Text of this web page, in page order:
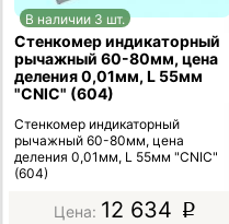
В наличии 3 шт.
Стенкомер индикаторный
рычажный 60-80мм, цена
деления 0,01мм, L 55мм
"CNIC" (604)
Стенкомер индикаторный
рычажный 60-80мм, цена
деления 0,01мм, L 55мм "CNIC"
(604)
12 634 p